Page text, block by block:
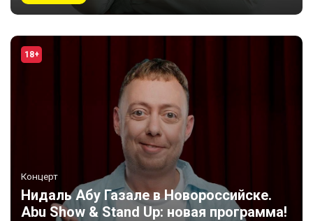
18+
Концерт
Нидаль Абу Газале в Новороссийске.
Abu Show & Stand Up: новая программа!